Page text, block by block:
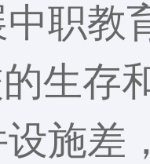
职教
生存
施差